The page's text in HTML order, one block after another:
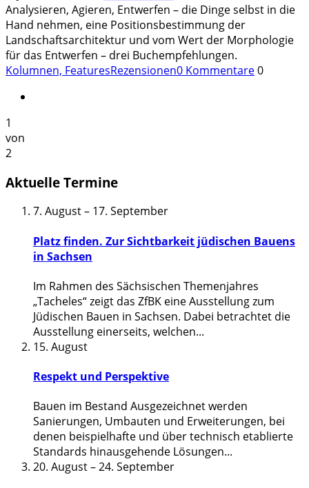
Analysieren, Agieren, Entwerfen – die Dinge selbst in die
Hand nehmen, eine Positionsbestimmung der
Landschaftsarchitektur und vom Wert der Morphologie
für das Entwerfen – drei Buchempfehlungen.
Kolumnen, FeaturesRezensionen0 Kommentare0
1
von
2
Aktuelle Termine
7. August– 17. September
Platz finden. Zur Sichtbarkeit jüdischen Bauens
in Sachsen
Im Rahmen des Sächsischen Themenjahres
„Tacheles“ zeigt das ZfBK eine Ausstellung zum
Jüdischen Bauen in Sachsen. Dabei betrachtet die
Ausstellung einerseits, welchen...
15. August
Respekt und Perspektive
Bauen im Bestand Ausgezeichnet werden
Sanierungen, Umbauten und Erweiterungen, bei
denen beispielhafte und über technisch etablierte
Standards hinausgehende Lösungen...
20. August–24. September